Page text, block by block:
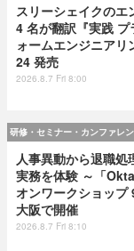
スリーシェイクのエ
4 名が翻訳『実践 プ
ォームエンジニアリ
24 発売
2026.8.7 Fri 8:00
研修・セミナー・カンファレ
人事異動から退職処
実務を体験 ～「
オンワークショップ
大阪で開催
2026.8.7 Fri 8:10